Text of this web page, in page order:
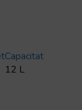
Capacitat
12 L